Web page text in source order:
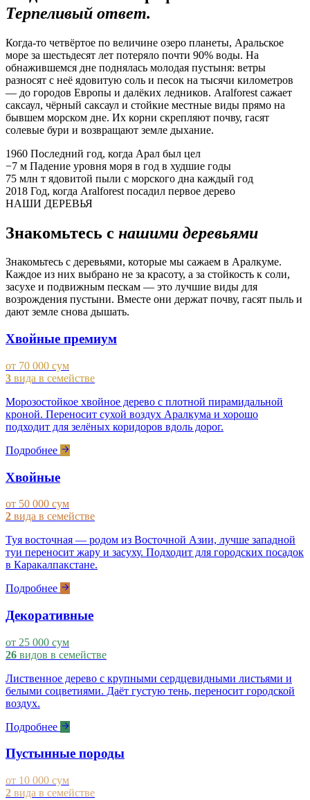
Терпеливый ответ.
Когда-то четвёртое по величине озеро планеты, Аральское
море за шестьдесят лет потеряло почти 90% воды. На
обнажившемся дне поднялась молодая пустыня: ветры
разносят с неё ядовитую соль и песок на тысячи километров
— до городов Европы и далёких ледников. Aralforest сажает
саксаул, чёрный саксаул и стойкие местные виды прямо на
бывшем морском дне. Их корни скрепляют почву, гасят
солевые бури и возвращают земле дыхание.
1960 Последний год, когда Арал был цел
−7 м Падение уровня моря в год в худшие годы
75 млн т ядовитой пыли с морского дна каждый год
2018 Год, когда Aralforest посадил первое дерево
НАШИ ДЕРЕВЬЯ
Знакомьтесь с нашими деревьями
Знакомьтесь с деревьями, которые мы сажаем в Аралкуме.
Каждое из них выбрано не за красоту, а за стойкость к соли,
засухе и подвижным пескам — это лучшие виды для
возрождения пустыни. Вместе они держат почву, гасят пыль и
дают земле снова дышать.
Хвойные премиум
от 70 000 сум
3 вида в семействе
Морозостойкое хвойное дерево с плотной пирамидальной
кроной. Переносит сухой воздух Аралкума и хорошо
подходит для зелёных коридоров вдоль дорог.
Подробнее
Хвойные
от 50 000 сум
2 вида в семействе
Туя восточная — родом из Восточной Азии, лучше западной
туи переносит жару и засуху. Подходит для городских посадок
в Каракалпакстане.
Подробнее
Декоративные
от 25 000 сум
26 видов в семействе
Лиственное дерево с крупными сердцевидными листьями и
белыми соцветиями. Даёт густую тень, переносит городской
воздух.
Подробнее
Пустынные породы
от 10 000 сум
2 вида в семействе